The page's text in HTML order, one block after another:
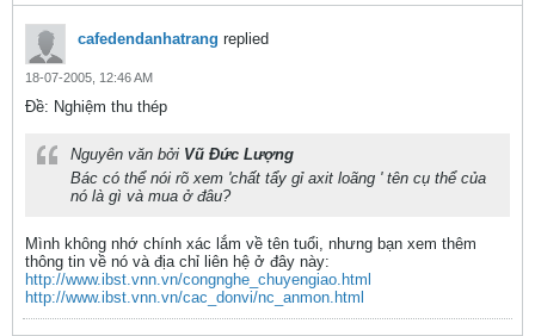
cafedendanhatrang replied
18-07-2005, 12:46 AM
Ðề: Nghiệm thu thép
Nguyên văn bởi Vũ Đức Lượng
Bác có thể nói rõ xem 'chất tẩy gỉ axit loãng ' tên cụ thể của
nó là gì và mua ở đâu?
Mình không nhớ chính xác lắm về tên tuổi, nhưng bạn xem thêm
thông tin về nó và địa chỉ liên hệ ở đây này:
http://www.ibst.vnn.vn/congnghe_chuyengiao.html
http://www.ibst.vnn.vn/cac_donvi/nc_anmon.html